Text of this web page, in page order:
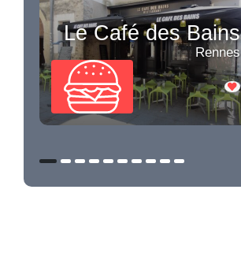
Le Café des Bains
Rennes